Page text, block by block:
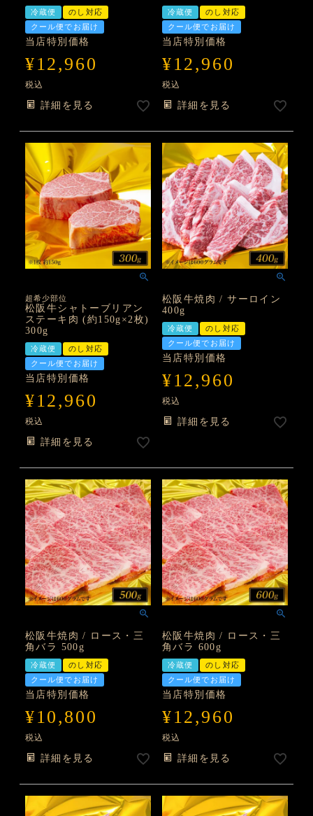
冷蔵便
のし対応
クール便でお届け
当店特別価格
¥12,960
税込
詳細を見る
冷蔵便
のし対応
クール便でお届け
当店特別価格
¥12,960
税込
詳細を見る
超希少部位
松阪牛シャトーブリアン
ステーキ肉 (約150g×2枚)
300g
冷蔵便
のし対応
クール便でお届け
当店特別価格
¥12,960
税込
詳細を見る
松阪牛焼肉 / サーロイン
400g
冷蔵便
のし対応
クール便でお届け
当店特別価格
¥12,960
税込
詳細を見る
松阪牛焼肉 / ロース・三
角バラ 500g
冷蔵便
のし対応
クール便でお届け
当店特別価格
¥10,800
税込
詳細を見る
松阪牛焼肉 / ロース・三
角バラ 600g
冷蔵便
のし対応
クール便でお届け
当店特別価格
¥12,960
税込
詳細を見る